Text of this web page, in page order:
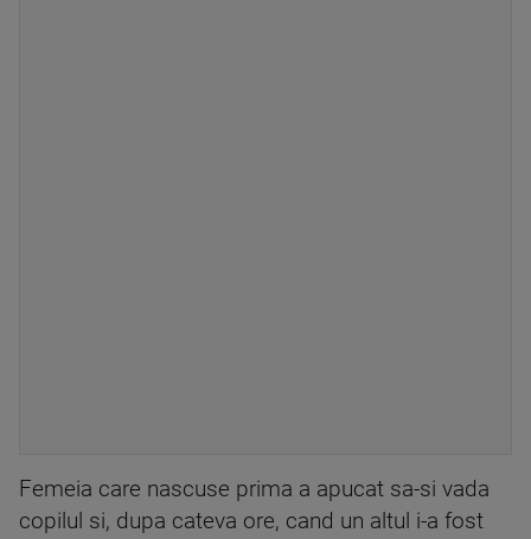
Femeia care nascuse prima a apucat sa-si vada
copilul si, dupa cateva ore, cand un altul i-a fost